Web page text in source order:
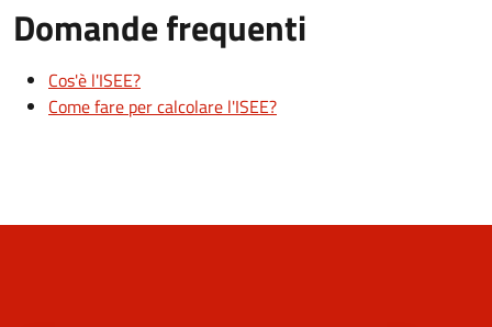
Domande frequenti
Cos'è l'ISEE?
Come fare per calcolare l'ISEE?